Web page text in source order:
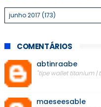
COMENTÁRIOS
abtinraabe
"tipe wallet titanium |
maeseesable